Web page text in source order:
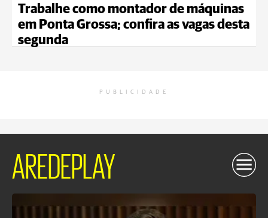
Trabalhe como montador de máquinas
em Ponta Grossa; confira as vagas desta
segunda
PUBLICIDADE
AREDEPLAY